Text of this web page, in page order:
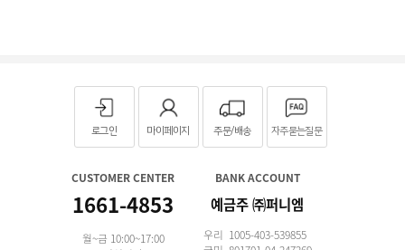
로그인 마이페이지 주문/배송 자주묻는질문
CUSTOMER CENTER
1661-4853
월~금 10:00~17:00
BANK ACCOUNT
예금주 ㈜퍼니엠
우리 1005-403-539855